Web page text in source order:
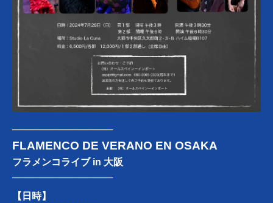
───────────────
FLAMENCO DE VERANO EN OSAKA
フラメンコライブ in 大阪
───────────────
【日時】